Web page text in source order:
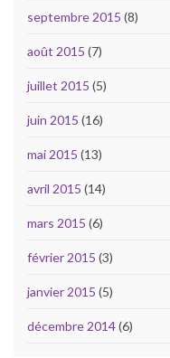
septembre 2015 (8)
août 2015 (7)
juillet 2015 (5)
juin 2015 (16)
mai 2015 (13)
avril 2015 (14)
mars 2015 (6)
février 2015 (3)
janvier 2015 (5)
décembre 2014(6)